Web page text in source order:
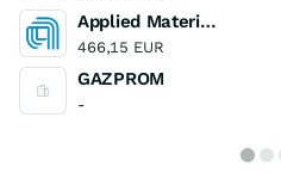
Applied Materials
466,15 EUR
GAZPROM
-